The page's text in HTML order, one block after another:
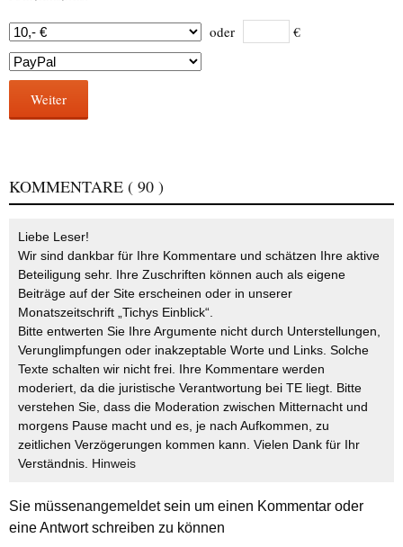
oder €
Weiter
KOMMENTARE ( 90 )
Liebe Leser!
Wir sind dankbar für Ihre Kommentare und schätzen Ihre aktive
Beteiligung sehr. Ihre Zuschriften können auch als eigene
Beiträge auf der Site erscheinen oder in unserer
Monatszeitschrift „Tichys Einblick“.
Bitte entwerten Sie Ihre Argumente nicht durch Unterstellungen,
Verunglimpfungen oder inakzeptable Worte und Links. Solche
Texte schalten wir nicht frei. Ihre Kommentare werden
moderiert, da die juristische Verantwortung bei TE liegt. Bitte
verstehen Sie, dass die Moderation zwischen Mitternacht und
morgens Pause macht und es, je nach Aufkommen, zu
zeitlichen Verzögerungen kommen kann. Vielen Dank für Ihr
Verständnis. Hinweis
Sie müssenangemeldetsein um einen Kommentar oder
eine Antwort schreiben zu können